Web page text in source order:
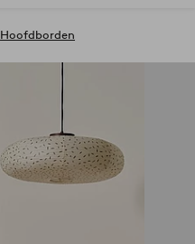
gemarkeerde
Hoofdborden